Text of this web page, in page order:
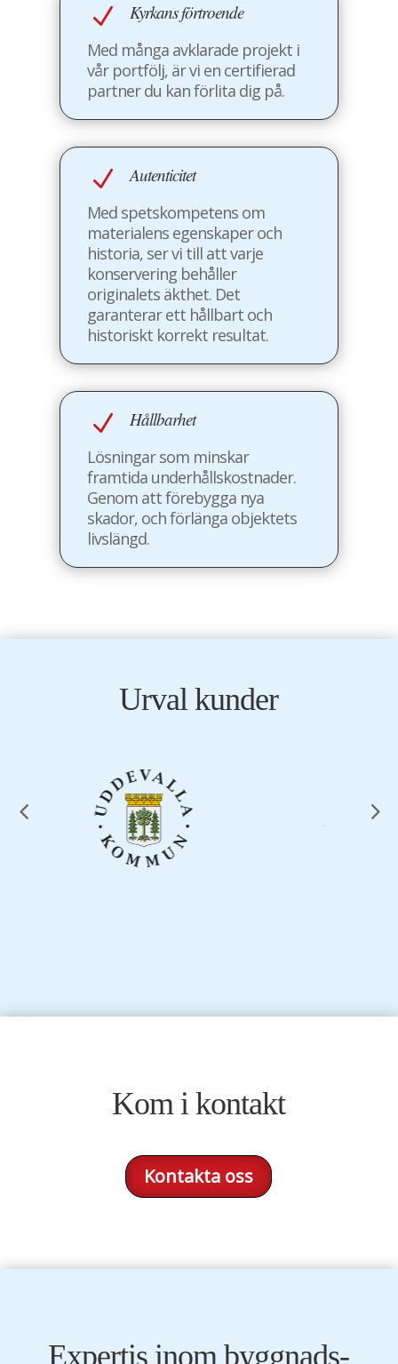
N Kyrkans förtroende
Med många avklarade projekt i
vår portfölj, är vi en certifierad
partner du kan förlita dig på.
N Autenticitet
Med spetskompetens om
materialens egenskaper och
historia, ser vi till att varje
konservering behåller
originalets äkthet. Det
garanterar ett hållbart och
historiskt korrekt resultat.
N Hållbarhet
Lösningar som minskar
framtida underhållskostnader.
Genom att förebygga nya
skador, och förlänga objektets
livslängd.
Urval kunder
Kom i kontakt
Kontakta oss
Expertis inom byggnads-